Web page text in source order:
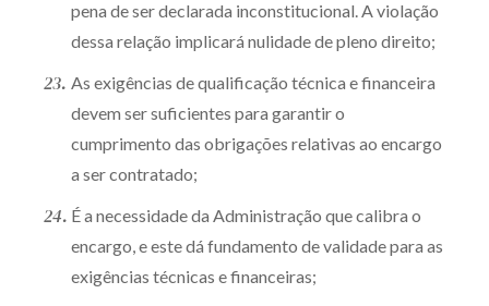
pena de ser declarada inconstitucional. A violação
dessa relação implicará nulidade de pleno direito;
As exigências de qualificação técnica e financeira
devem ser suficientes para garantir o
cumprimento das obrigações relativas ao encargo
a ser contratado;
É a necessidade da Administração que calibra o
encargo, e este dá fundamento de validade para as
exigências técnicas e financeiras;